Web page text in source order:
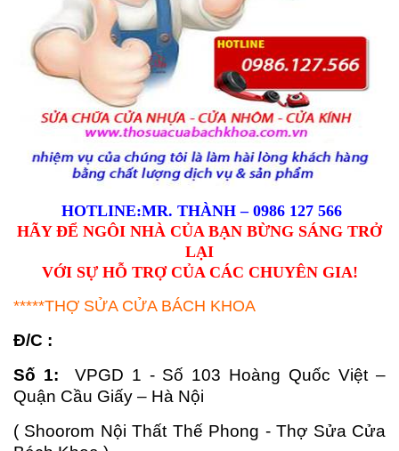
HOTLINE:MR. THÀNH – 0986 127 566
HÃY ĐỂ NGÔI NHÀ CỦA BẠN BỪNG SÁNG TRỞ
LẠI
VỚI SỰ HỖ TRỢ CỦA CÁC CHUYÊN GIA!
*****THỢ SỬA CỬA BÁCH KHOA
Đ/C :
Số 1: VPGD 1 - Số 103 Hoàng Quốc Việt –
Quận Cầu Giấy – Hà Nội
( Shoorom Nội Thất Thế Phong - Thợ Sửa Cửa